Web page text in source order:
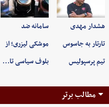
هشدار مهدی
تارتار به جاسوس
تیم پرسپولیس
سامانه ضد
موشکی لیزری؛ از
بلوف سیاسی تا…
مطالب برتر